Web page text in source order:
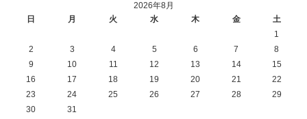
2026年8月
日
月 火 水 木 金 土
1
2
3 4 5 6 7
8
9
10 11 12 13 14
15
16
17 18 19 20 21
22
23
24 25 26 27 28
29
30
31